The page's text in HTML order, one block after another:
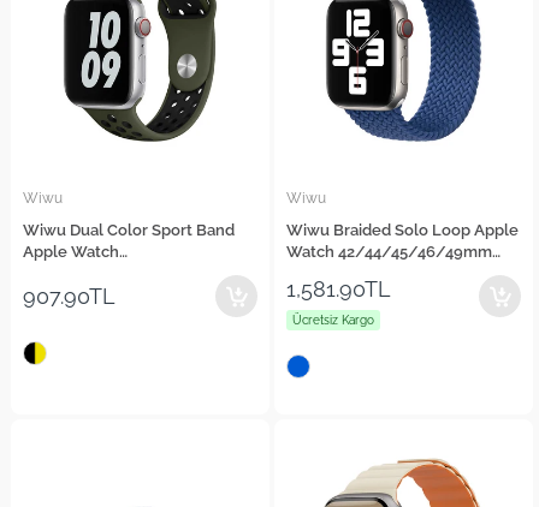
Wiwu
Wiwu Dual Color Sport Band
Apple Watch
42/44/45/46/49mm Kordon
Silikon Strap Kayış
907.90TL
Wiwu
Wiwu Braided Solo Loop Apple
Watch 42/44/45/46/49mm
1,581.90TL
Ücretsiz Kargo